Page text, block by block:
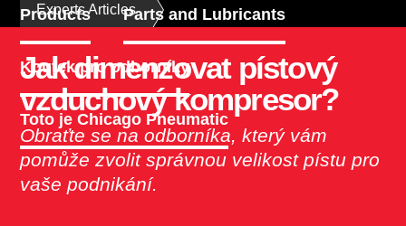
Products Parts and Lubricants
Koutek pro odborníky
Toto je Chicago Pneumatic
Experts Articles
Jak dimenzovat pístový
vzduchový kompresor?
Obraťte se na odborníka, který vám
pomůže zvolit správnou velikost pístu pro
vaše podnikání.